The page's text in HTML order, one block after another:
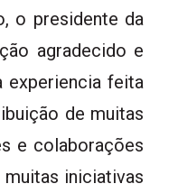
o presidente da
agradecido e
experiencia feita
de muitas
e colaborações
iniciativas